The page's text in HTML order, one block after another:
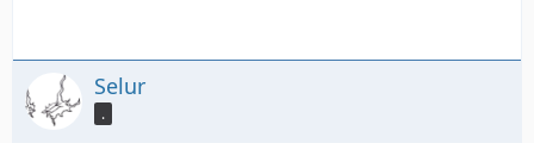
Selur
.